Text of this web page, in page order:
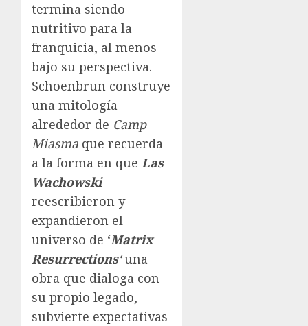
termina siendo
nutritivo para la
franquicia, al menos
bajo su perspectiva.
Schoenbrun construye
una mitología
alrededor de Camp
Miasma que recuerda
a la forma en que Las
Wachowski
reescribieron y
expandieron el
universo de ‘Matrix
Resurrections‘una
obra que dialoga con
su propio legado,
subvierte expectativas